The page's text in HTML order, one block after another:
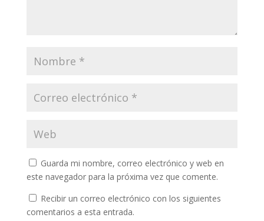
Guarda mi nombre, correo electrónico y web en
este navegador para la próxima vez que comente.
Recibir un correo electrónico con los siguientes
comentarios a esta entrada.